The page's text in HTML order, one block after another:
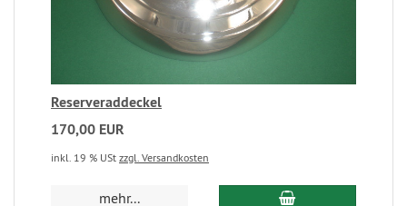
Reserveraddeckel
170,00 EUR
inkl. 19 % USt zzgl. Versandkosten
mehr...